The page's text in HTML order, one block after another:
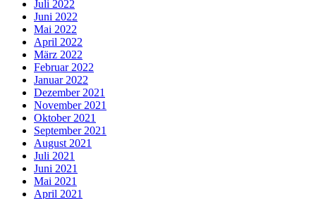
Juli 2022
Juni 2022
Mai 2022
April 2022
März 2022
Februar 2022
Januar 2022
Dezember 2021
November 2021
Oktober 2021
September 2021
August 2021
Juli 2021
Juni 2021
Mai 2021
April 2021